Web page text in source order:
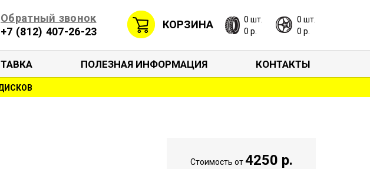
Обратный звонок
+7 (812) 407-26-23
КОРЗИНА
0 шт.
0 р.
0 шт.
0 р.
ПОЛЕЗНАЯ ИНФОРМАЦИЯ КОНТАКТЫ
Стоимость от4250 р.